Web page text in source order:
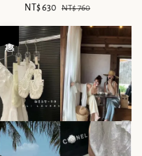
Sale
NT$ 630 Regular
NT$ 760